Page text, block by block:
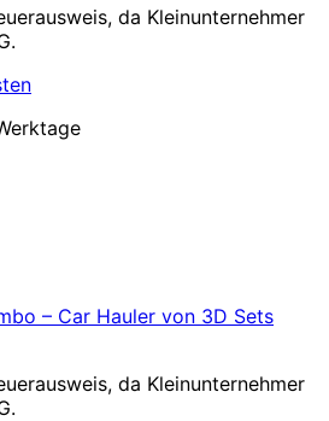
war:
ist:
da Kleinunternehmer
– Car Hauler von 3D Sets
da Kleinunternehmer